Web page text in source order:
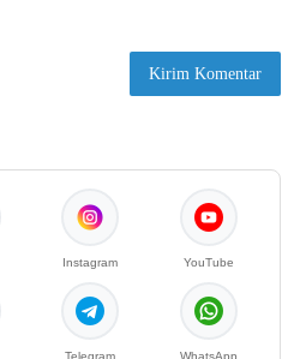
Instagram YouTube
Telegram WhatsApp